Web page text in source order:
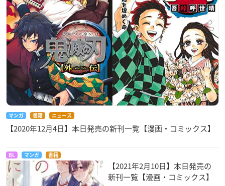
マンガ 書籍 ニュース
【2020年12月4日】本日発売の新刊一覧【漫画・コミックス】
BL マンガ 書籍
【2021年2月10日】本日発売の
新刊一覧【漫画・コミックス】